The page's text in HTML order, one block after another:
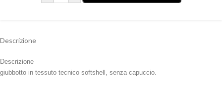
Descrizione
Descrizione
giubbotto in tessuto tecnico softshell, senza capuccio.